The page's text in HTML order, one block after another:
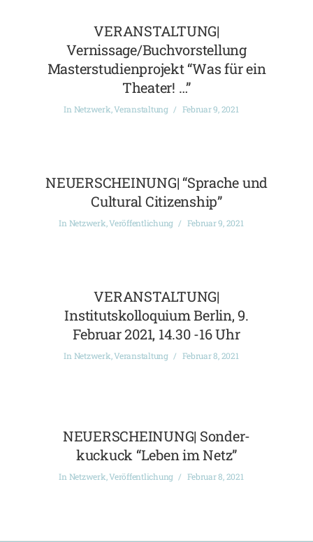
VERANSTALTUNG|
Vernissage/Buchvorstellung
Masterstudienprojekt “Was für ein
Theater! …”
In Netzwerk,Veranstaltung Februar 9, 2021
NEUERSCHEINUNG| “Sprache und
Cultural Citizenship”
In Netzwerk,Veröffentlichung Februar 9, 2021
VERANSTALTUNG|
Institutskolloquium Berlin, 9.
Februar 2021, 14.30 -16 Uhr
In Netzwerk,Veranstaltung Februar 8, 2021
NEUERSCHEINUNG| Sonder-
kuckuck “Leben im Netz”
In Netzwerk,Veröffentlichung Februar 8, 2021